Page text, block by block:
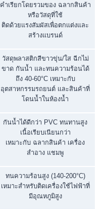
คำเรียกโดยรวมของ ฉลากสินค้า
หรือวัสดุที่ใช้
ติดด้วยแรงสัมผัสเพื่อตกแต่งและ
สร้างแบรนด์
วัสดุพลาสติกสีขาวขุ่น/ใส ฉีกไม่
ขาด กันน้ำ และทนความร้อนได้
ถึง 40-60°C เหมาะกับ
อุตสาหกรรมรถยนต์ และสินค้าที่
โดนน้ำในห้องน้ำ
กันน้ำได้ดีกว่า PVC ทนทานสูง
เนื้อเรียบเนียนกว่า
เหมาะกับ ฉลากสินค้า เครื่อง
สำอาง แชมพู
ทนความร้อนสูง (140-200°C)
เหมาะสำหรับติดเครื่องใช้ไฟฟ้าที่
มีอุณหภูมิสูง